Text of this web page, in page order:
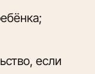
если